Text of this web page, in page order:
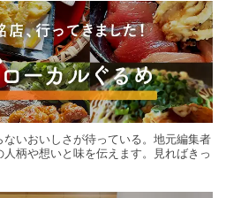
いおいしさが待っている。地元編集者
柄や想いと味を伝えます。見ればきっ